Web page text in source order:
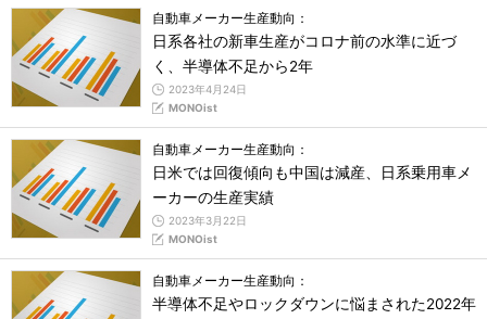
自動車メーカー生産動向：
日系各社の新車生産がコロナ前の水準に近づ
く、半導体不足から2年
2023年4月24日
MONOist
自動車メーカー生産動向：
日米では回復傾向も中国は減産、日系乗用車メ
ーカーの生産実績
2023年3月22日
MONOist
自動車メーカー生産動向：
半導体不足やロックダウンに悩まされた2022年